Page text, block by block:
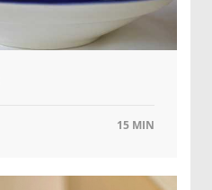
15 MIN